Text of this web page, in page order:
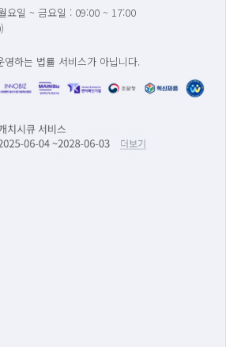
요일 ~ 금요일 : 09:00 ~ 17:00
하는 법률 서비스가 아닙니다.